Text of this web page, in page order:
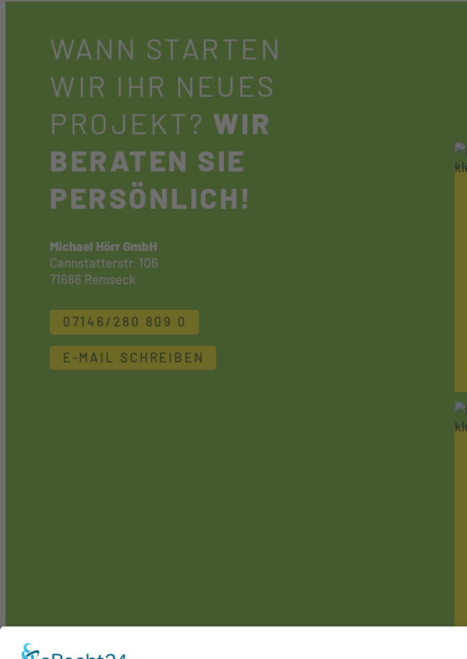
WANN STARTEN
WIR IHR NEUES
PROJEKT? WIR
BERATEN SIE
PERSÖNLICH!
Michael Hörr GmbH
Cannstatterstr. 106
71686 Remseck
07146/280 809 0
E-MAIL SCHREIBEN